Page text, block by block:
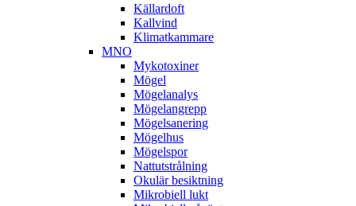
Källardoft
Kallvind
Klimatkammare
MNO
Mykotoxiner
Mögel
Mögelanalys
Mögelangrepp
Mögelsanering
Mögelhus
Mögelspor
Nattutstrålning
Okulär besiktning
Mikrobiell lukt